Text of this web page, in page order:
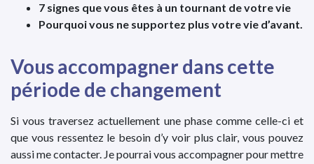
7 signes que vous êtes à un tournant de votre vie
Pourquoi vous ne supportez plus votre vie d’avant.
Vous accompagner dans cette
période de changement
Si vous traversez actuellement une phase comme celle-ci et
que vous ressentez le besoin d’y voir plus clair, vous pouvez
aussi me contacter. Je pourrai vous accompagner pour mettre